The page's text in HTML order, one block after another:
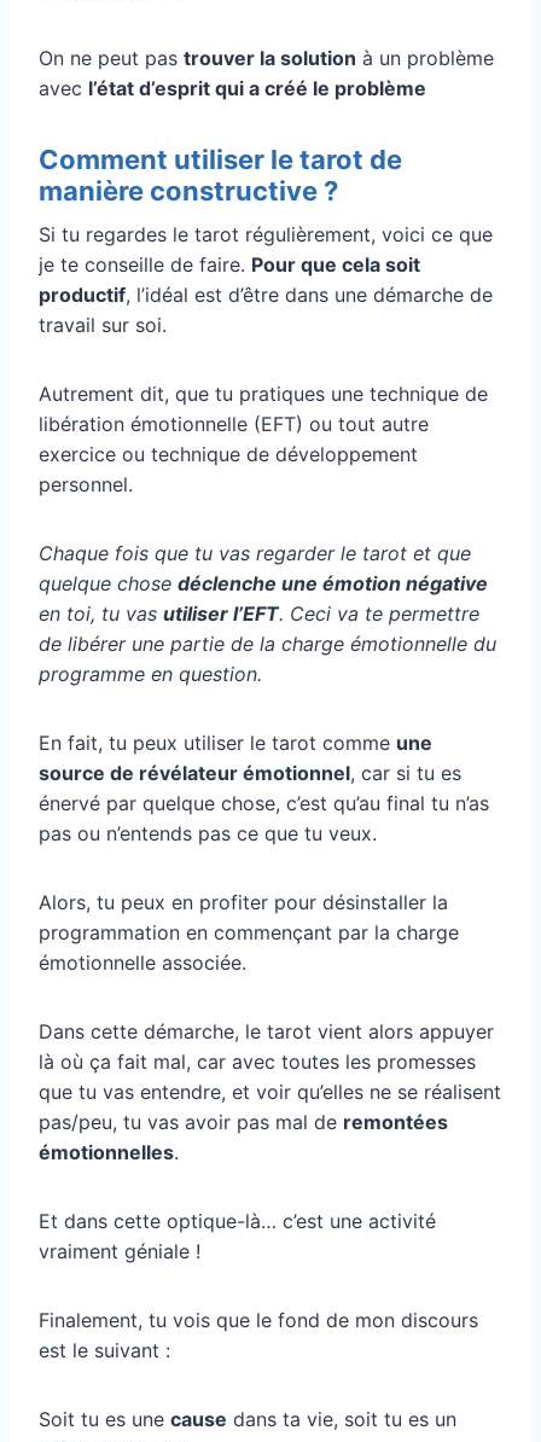
On ne peut pas trouver la solution à un problème
avec l’état d’esprit qui a créé le problème
Comment utiliser le tarot de
manière constructive ?
Si tu regardes le tarot régulièrement, voici ce que
je te conseille de faire. Pour que cela soit
productif, l’idéal est d’être dans une démarche de
travail sur soi.
Autrement dit, que tu pratiques une technique de
libération émotionnelle (EFT) ou tout autre
exercice ou technique de développement
personnel.
Chaque fois que tu vas regarder le tarot et que
quelque chose déclenche une émotion négative
en toi, tu vas utiliser l’EFT. Ceci va te permettre
de libérer une partie de la charge émotionnelle du
programme en question.
En fait, tu peux utiliser le tarot comme une
source de révélateur émotionnel, car si tu es
énervé par quelque chose, c’est qu’au final tu n’as
pas ou n’entends pas ce que tu veux.
Alors, tu peux en profiter pour désinstaller la
programmation en commençant par la charge
émotionnelle associée.
Dans cette démarche, le tarot vient alors appuyer
là où ça fait mal, car avec toutes les promesses
que tu vas entendre, et voir qu’elles ne se réalisent
pas/peu, tu vas avoir pas mal de remontées
émotionnelles.
Et dans cette optique-là… c’est une activité
vraiment géniale !
Finalement, tu vois que le fond de mon discours
est le suivant :
Soit tu es une cause dans ta vie, soit tu es un